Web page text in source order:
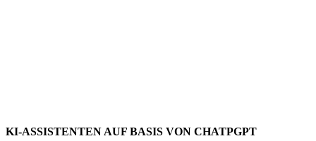
KI-ASSISTENTEN AUF BASIS VON CHATPGPT